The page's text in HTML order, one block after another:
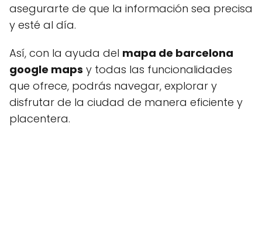
asegurarte de que la información sea precisa
y esté al día.
Así, con la ayuda del mapa de barcelona
google maps y todas las funcionalidades
que ofrece, podrás navegar, explorar y
disfrutar de la ciudad de manera eficiente y
placentera.